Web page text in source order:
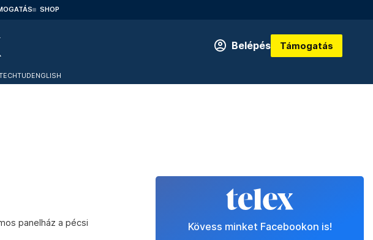
SHOP
Belépés Támogatás
ENGLISH
panelház a pécsi
Kövess minket Facebookon is!